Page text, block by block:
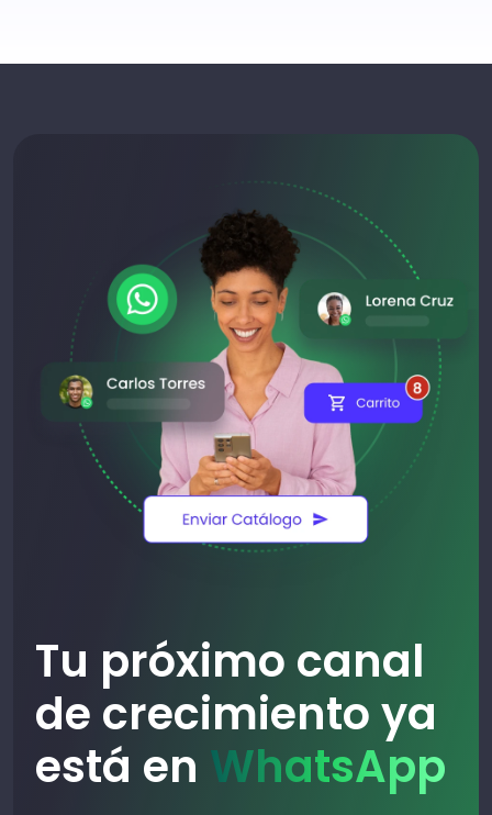
Si no estás ahí, estás perdiendo ventas.
Agendar demo Habla con un asesor
Tu próximo canal
de crecimiento ya
está en WhatsApp